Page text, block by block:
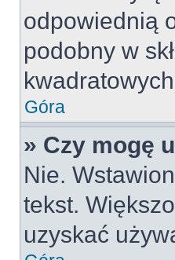
odpowiednią
podobny w
Góra
» Czy mogę
Nie.
tekst.
uzyskać